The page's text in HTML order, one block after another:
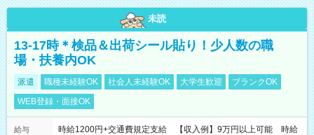
未読
13-17時＊検品＆出荷シール貼り！少人数の職
場・扶養内OK
派遣 職種未経験OK 社会人未経験OK 大学生歓迎
ブランクOK
WEB登録・面接OK
給与
時給1200円+交通費規定支給 【収入例】9万円以上可能 時給